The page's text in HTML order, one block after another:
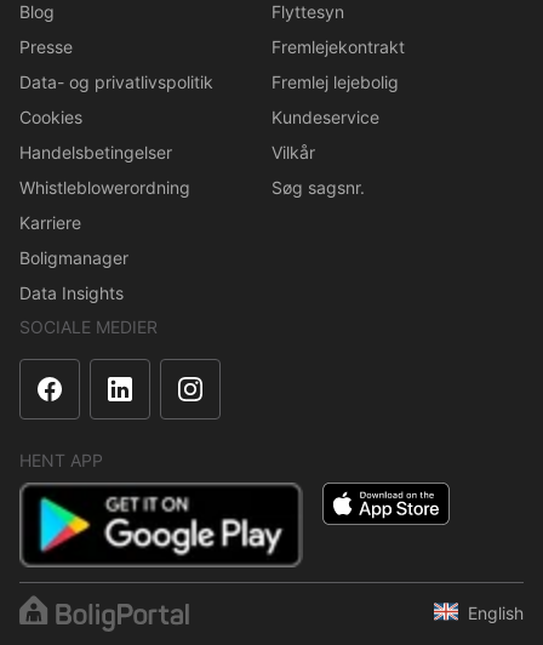
Blog
Presse
Data- og privatlivspolitik
Cookies
Handelsbetingelser
Whistleblowerordning
Karriere
Boligmanager
Data Insights
Flyttesyn
Fremlejekontrakt
Fremlej lejebolig
Kundeservice
Vilkår
Søg sagsnr.
SOCIALE MEDIER
HENT APP
English